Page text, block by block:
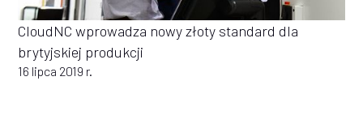
CloudNC wprowadza nowy złoty standard dla
brytyjskiej produkcji
16 lipca 2019 r.